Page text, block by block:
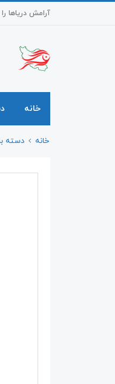
آرامش دریاها
خانه
خانه دسته